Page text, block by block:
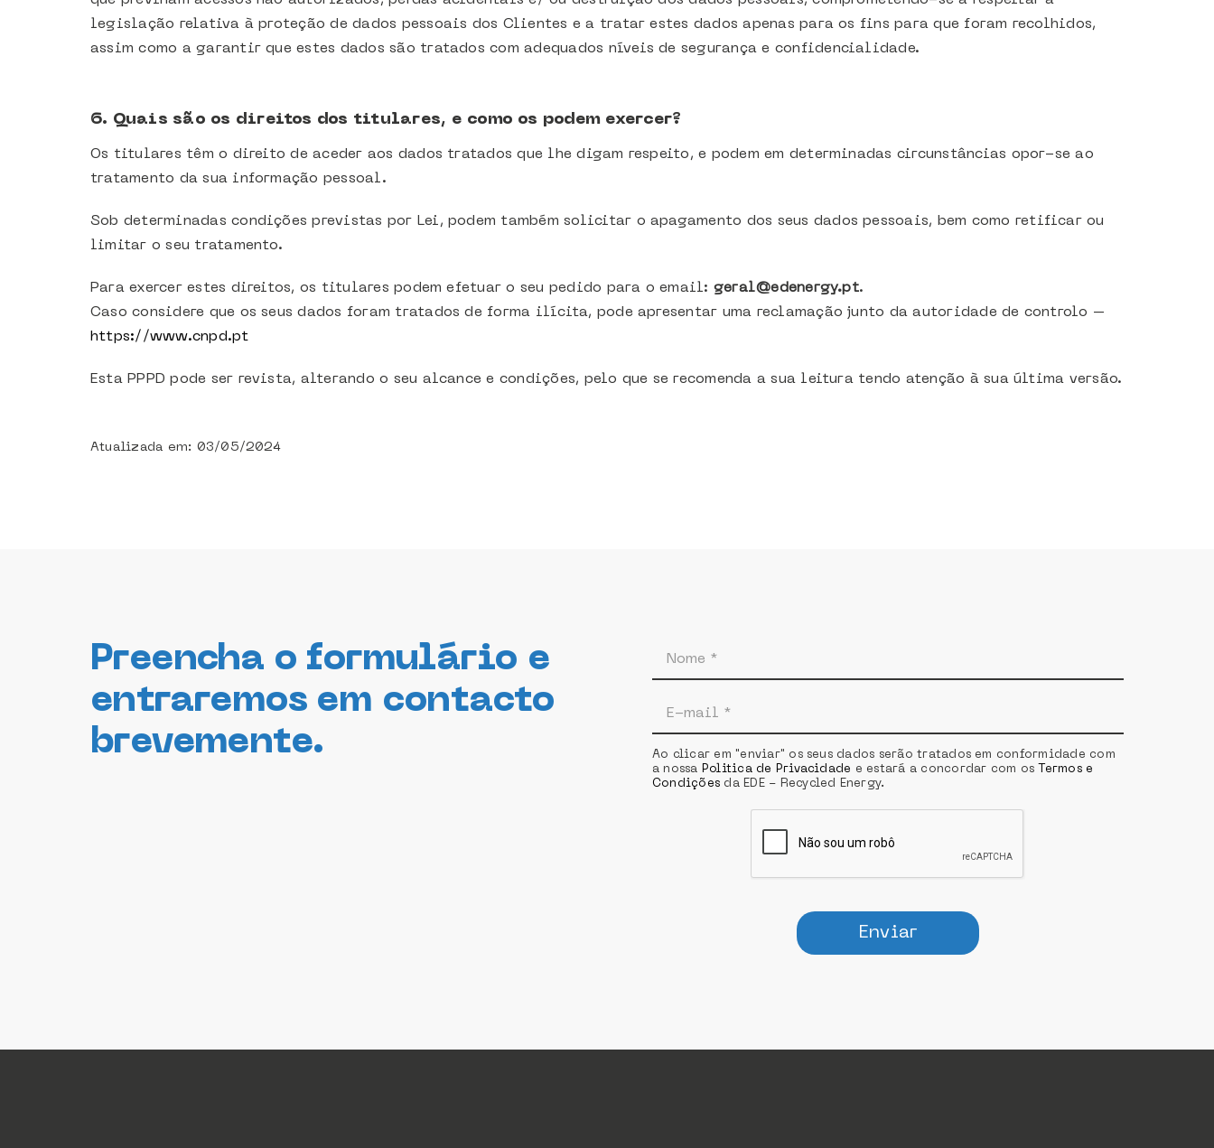
legislação relativa à proteção de dados pessoais dos Clientes e a tratar estes dados apenas para os fins para que foram recolhidos,
assim como a garantir que estes dados são tratados com adequados níveis de segurança e confidencialidade.
6. Quais são os direitos dos titulares, e como os podem exercer?
Os titulares têm o direito de aceder aos dados tratados que lhe digam respeito, e podem em determinadas circunstâncias opor-se ao
tratamento da sua informação pessoal.
Sob determinadas condições previstas por Lei, podem também solicitar o apagamento dos seus dados pessoais, bem como retificar ou
limitar o seu tratamento.
Para exercer estes direitos, os titulares podem efetuar o seu pedido para o email: geral@edenergy.pt.
Caso considere que os seus dados foram tratados de forma ilícita, pode apresentar uma reclamação junto da autoridade de controlo –
https://www.cnpd.pt
Esta PPPD pode ser revista, alterando o seu alcance e condições, pelo que se recomenda a sua leitura tendo atenção à sua última versão.
Atualizada em: 03/05/2024
Preencha o formulário e
entraremos em contacto
brevemente.
Ao clicar em "enviar" os seus dados serão tratados em conformidade com
a nossa Politica de Privacidade e estará a concordar com os
Termos e
Condições da EDE - Recycled Energy.
Enviar